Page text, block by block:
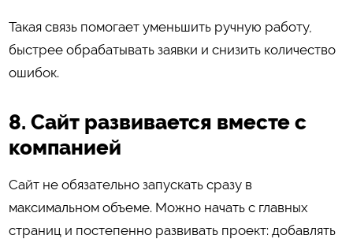
Такая связь помогает уменьшить ручную работу,
быстрее обрабатывать заявки и снизить количество
ошибок.
8. Сайт развивается вместе с
компанией
Сайт не обязательно запускать сразу в
максимальном объеме. Можно начать с главных
страниц и постепенно развивать проект: добавлять